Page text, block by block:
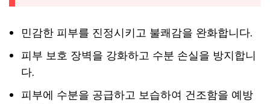
민감한 피부를 진정시키고 불쾌감을 완화합니다.
피부 보호 장벽을 강화하고 수분 손실을 방지합니
다.
피부에 수분을 공급하고 보습하여 건조함을 예방